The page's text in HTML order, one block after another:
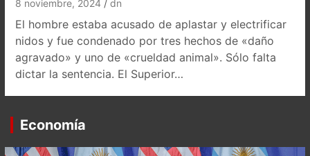
8 noviembre, 2024 dn
El hombre estaba acusado de aplastar y electrificar
nidos y fue condenado por tres hechos de «daño
agravado» y uno de «crueldad animal». Sólo falta
dictar la sentencia. El Superior…
Economía